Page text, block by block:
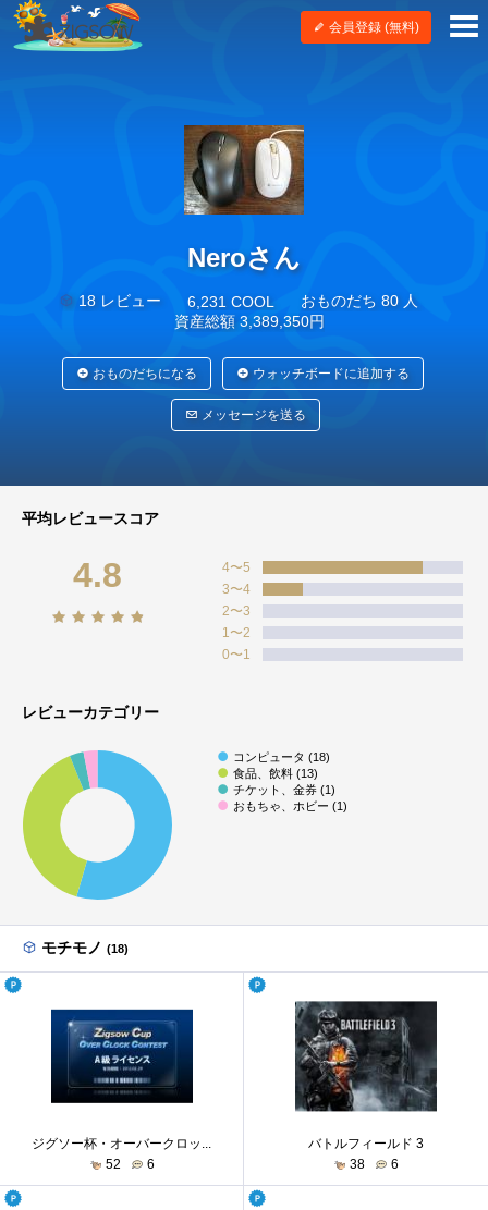
会員登録 (無料)
Neroさん
18 レビュー 6,231 COOL
おものだち 80 人
資産総額 3,389,350円
おものだちになる ウォッチボードに追加する
メッセージを送る
平均レビュースコア
4.8
4〜5
3〜4
2〜3
1〜2
0〜1
レビューカテゴリー
コンピュータ (18)
食品、飲料 (13)
チケット、金券 (1)
おもちゃ、ホビー (1)
モチモノ (18)
ジグソー杯・オーバークロッ...
52
6
バトルフィールド 3
38
6